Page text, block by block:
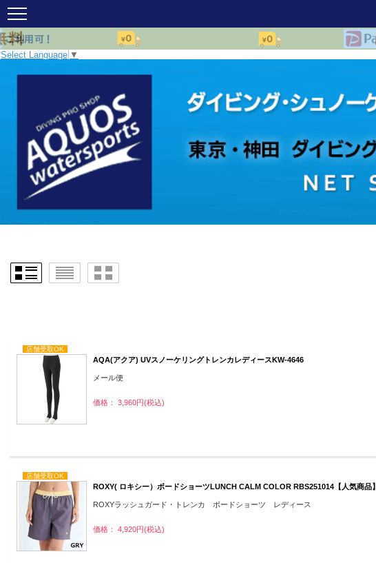
Select Language ▼
店舗受取OK
AQA(アクア) UVスノーケリングトレンカレディースKW-4646
メール便
価格： 3,960円(税込)
店舗受取OK
ROXY( ロキシー）ボードショーツLUNCH CALM COLOR RBS251014【人気商品】
ROXYラッシュガード・トレンカ ボードショーツ レディース
価格： 4,920円(税込)